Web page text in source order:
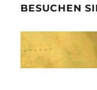
BESUCHEN